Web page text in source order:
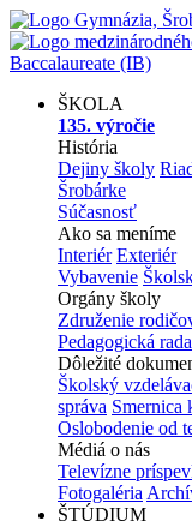
ŠKOLA
135. výročie
História
Dejiny školy
Šrobárke
Súčasnosť
Ako sa meníme
Interiér Exteriér
Vybavenie
Orgány školy
Združenie
Pedagogická rada
Dôležité
Školský
správa Smernica
Oslobodenie od
Médiá o nás
Televízne
Fotogaléria
ŠTÚDIUM